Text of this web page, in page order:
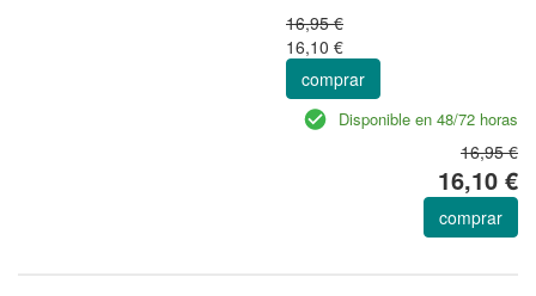
16,95 €
16,10 €
comprar
Disponible en 48/72 horas
16,95 €
16,10 €
comprar